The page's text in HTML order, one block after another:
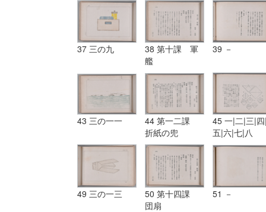
37 三の九
38 第十課 軍
艦
39 －
43 三の一一
44 第一二課
折紙の兜
45 一|二|三|
五|六|七|八
49 三の一三
50 第十四課
団扇
51 －